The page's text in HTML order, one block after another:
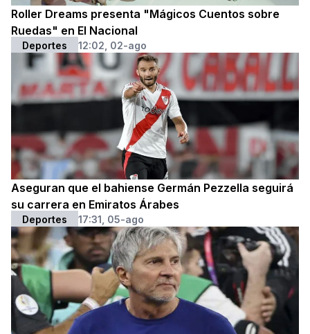
Roller Dreams presenta "Mágicos Cuentos sobre
Ruedas" en El Nacional
Deportes 12:02, 02-ago
Aseguran que el bahiense Germán Pezzella seguirá
su carrera en Emiratos Árabes
Deportes 17:31, 05-ago